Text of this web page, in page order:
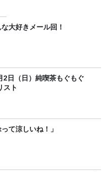
大好きメール回！
2日（日）純喫茶もぐもぐ
スト
て涼しいね！」